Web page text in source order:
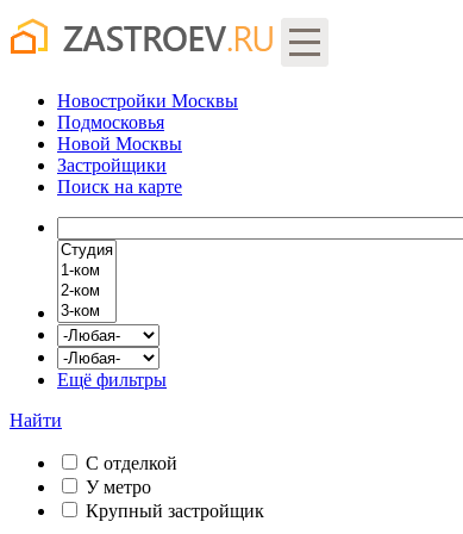
Новостройки Москвы
Подмосковья
Новой Москвы
Застройщики
Поиск на карте
Ещё фильтры
Найти
С отделкой
У метро
Крупный застройщик